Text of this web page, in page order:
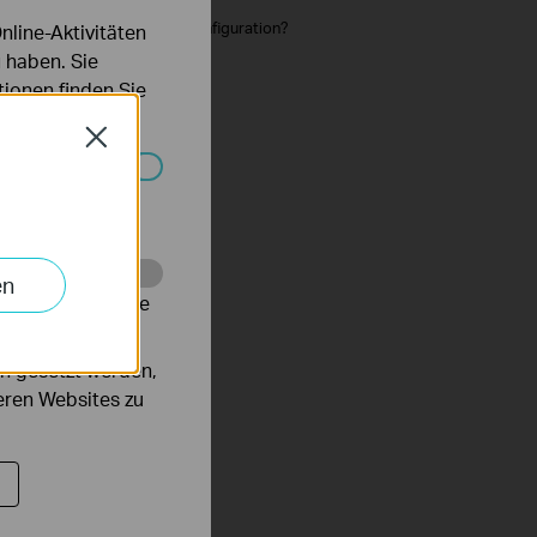
Router nach der Schnellkonfiguration?
App anzeigen?
an
Close
Aktivitäten
Sie
finden Sie
nicht
um die
gesetzt werden,
Websites zu